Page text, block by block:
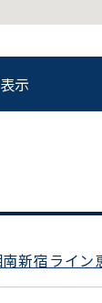
平日
示
南新宿ライン